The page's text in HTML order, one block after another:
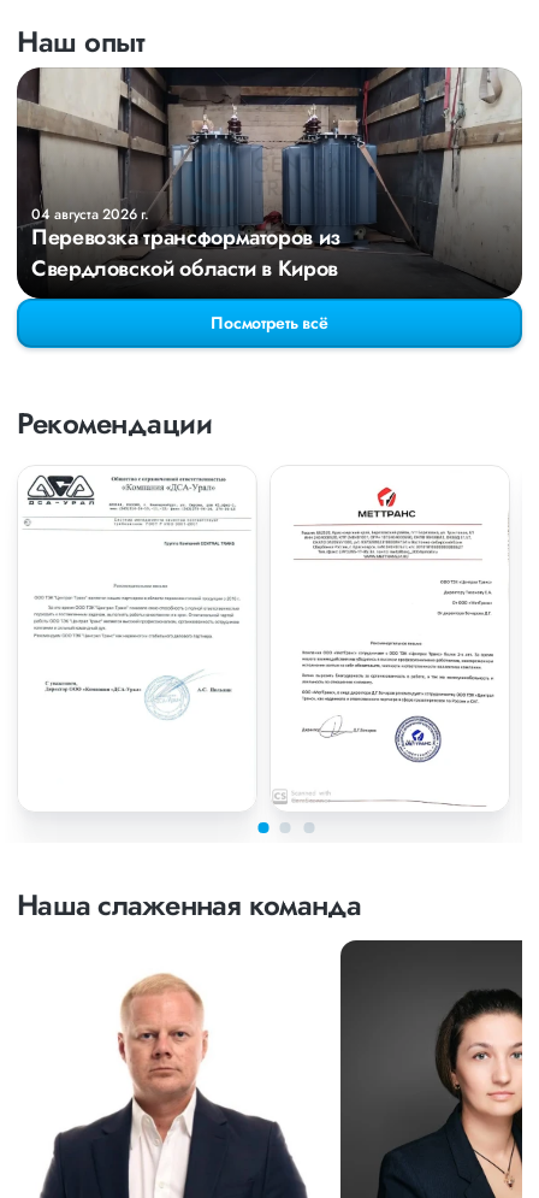
Наш опыт
04 августа 2026 г.
Перевозка трансформаторов из
Свердловской области в Киров
Посмотреть всё
Рекомендации
Наша слаженная команда